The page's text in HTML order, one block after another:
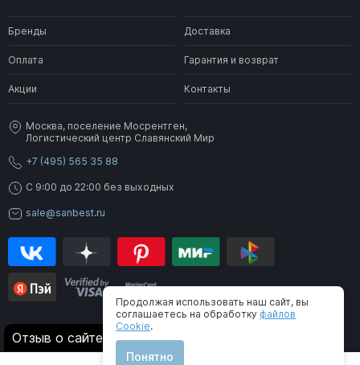
Бренды Доставка
Оплата Гарантия и возврат
Акции Контакты
Москва, поселение Мосрентген,
Логистический центр Славянский Мир
+7 (495) 565 35 88
C 9:00 до 22:00 без выходных
sale@sanbest.ru
® 2006-2026 SanBest. Все права защищены
Отзыв о сайте
Продолжая использовать наш сайт, вы
соглашаетесь на обработку файлов
Cookie.
Понятно